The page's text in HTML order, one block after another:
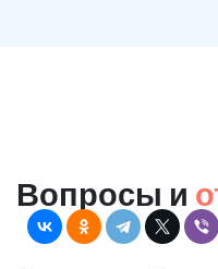
Вопросы и